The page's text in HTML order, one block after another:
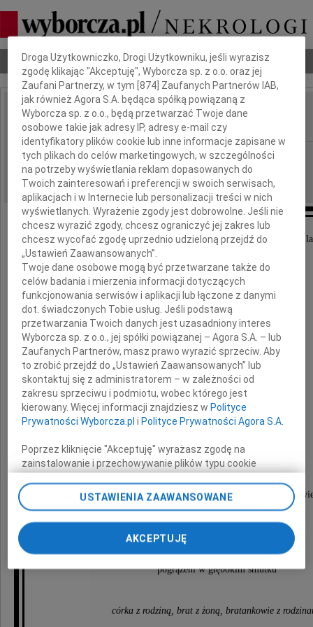
Nekrologi Odeszli Poradnik pogrzebowy
IMIĘ I NAZWISKO: Zdzisław Dulski
REGION: Warszawa
DATA EMISJI: 18.03.2010
W dniu 14 marca 2010 roku zmarł w wieku 89
Zdzisław Dulski
inżynier elektryk,
żołnierz AK obwód Bażant (Bąk)
Nabożeństwo żałobne zostanie odprawione
20 marca 2010 roku o godzinie 12.00
w kościele parafialnym św. Floriana w
po którym nastąpi odprowadzenie do grobu
na cmentarz miejscowy.
O czym zawiadamiają
pogrążeni w głębokim smutku
córka z rodziną, brat z żoną, bratankowie z
Dbamy o Twoją prywatność
Droga Użytkowniczko, Drogi Użytkowniku, jeśli wyrazisz
zgodę klikając "Akceptuję", Wyborcza sp. z o.o. oraz jej
Zaufani Partnerzy, w tym [874 ] Zaufanych Partnerów IAB,
jak również Agora S.A. będąca spółką powiązaną z
Wyborcza sp. z o.o., będą przetwarzać Twoje dane
osobowe takie jak adresy IP, adresy e-mail czy
identyfikatory plików cookie lub inne informacje zapisane w
tych plikach do celów marketingowych, w szczególności
na potrzeby wyświetlania reklam dopasowanych do
Twoich zainteresowań i preferencji w swoich serwisach,
aplikacjach i w Internecie lub personalizacji treści w nich
wyświetlanych. Wyrażenie zgody jest dobrowolne. Jeśli nie
chcesz wyrazić zgody, chcesz ograniczyć jej zakres lub
chcesz wycofać zgodę uprzednio udzieloną przejdź do
„Ustawień Zaawansowanych”.
Twoje dane osobowe mogą być przetwarzane także do
celów badania i mierzenia informacji dotyczących
funkcjonowania serwisów i aplikacji lub łączone z danymi
dot. świadczonych Tobie usług. Jeśli podstawą
przetwarzania Twoich danych jest uzasadniony interes
Wyborcza sp. z o.o., jej spółki powiązanej – Agora S.A. – lub
Zaufanych Partnerów, masz prawo wyrazić sprzeciw. Aby
to zrobić przejdź do „Ustawień Zaawansowanych” lub
skontaktuj się z administratorem – w zależności od
zakresu sprzeciwu i podmiotu, wobec którego jest
kierowany. Więcej informacji znajdziesz w Polityce
Prywatności Wyborcza.pl i Polityce Prywatności Agora S.A.
Poprzez kliknięcie "Akceptuję" wyrażasz zgodę na
zainstalowanie i przechowywanie plików typu cookie
na Twoim urządzeniu końcowym. Możesz też w każdej
chwili zmienić swoje preferencje dot. plików cookie,
ponownie wywołując narzędzie do zarządzania Twoimi
preferencjami dot. przetwarzania danych poprzez
odnośnik „Ustawienia prywatności” w stopce serwisu i
Zmiana ustawień plików cookie możliwa jest także za
My, nasi Zaufani Partnerzy i Agora S.A. możemy
USTAWIENIA ZAAWANSOWANE
AKCEPTUJĘ